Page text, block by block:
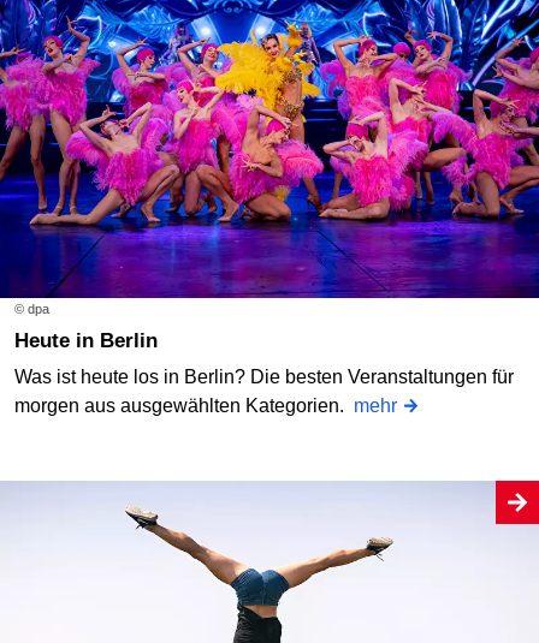
© dpa
Heute in Berlin
Was ist heute los in Berlin? Die besten Veranstaltungen für
morgen aus ausgewählten Kategorien. mehr